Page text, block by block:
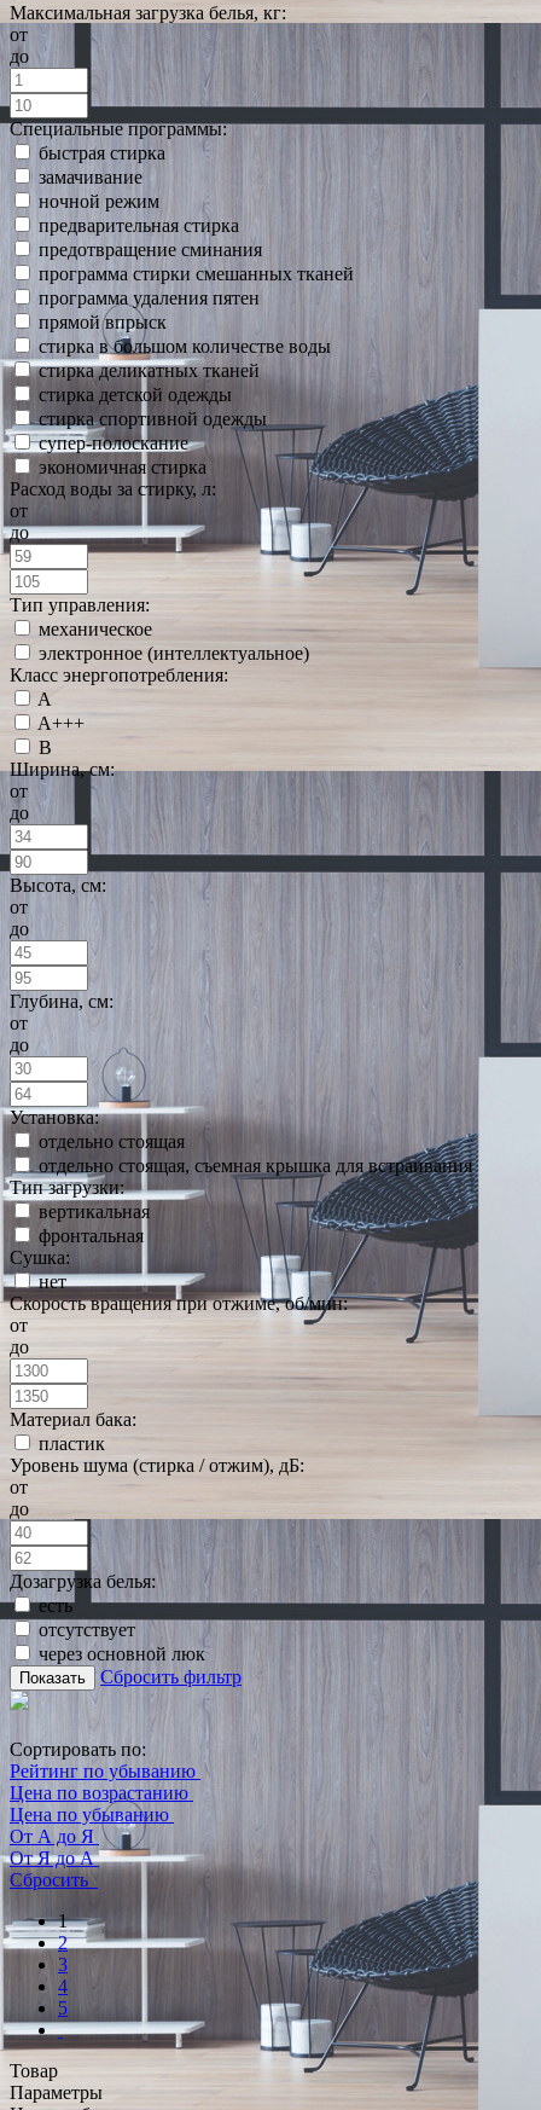
Максимальная загрузка белья, кг:
от
до
Специальные программы:
быстрая стирка
замачивание
ночной режим
предварительная стирка
предотвращение сминания
программа стирки смешанных тканей
программа удаления пятен
прямой впрыск
стирка в большом количестве воды
стирка деликатных тканей
стирка детской одежды
стирка спортивной одежды
супер-полоскание
экономичная стирка
Расход воды за стирку, л:
от
до
Тип управления:
механическое
электронное (интеллектуальное)
Класс энергопотребления:
A
A+++
B
Ширина, см:
от
до
Высота, см:
от
до
Глубина, см:
от
до
Установка:
отдельно стоящая
отдельно стоящая, съемная крышка для встраивания
Тип загрузки:
вертикальная
фронтальная
Сушка:
нет
Скорость вращения при отжиме, об/мин:
от
до
Материал бака:
пластик
Уровень шума (стирка / отжим), дБ:
от
до
Дозагрузка белья:
есть
отсутствует
через основной люк
Показать Сбросить фильтр
Сортировать по:
Рейтинг по убыванию
Цена по возрастанию
Цена по убыванию
От А до Я
От Я до А
Сбросить
1
2
3
4
5
Товар
Параметры